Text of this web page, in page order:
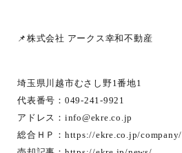
📌株式会社 アークス幸和不動産
埼玉県川越市むさし野1番地1
代表番号：049-241-9921
アドレス： info@ekre.co.jp
総合ＨＰ： https://ekre.co.jp/company/